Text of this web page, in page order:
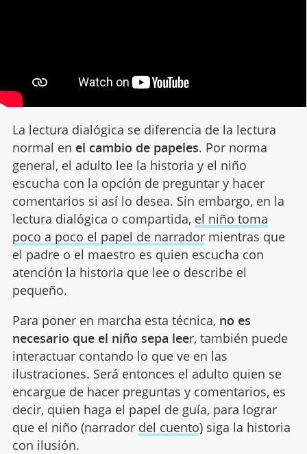
La lectura dialógica se diferencia de la lectura
normal en el cambio de papeles. Por norma
general, el adulto lee la historia y el niño
escucha con la opción de preguntar y hacer
comentarios si así lo desea. Sin embargo, en la
lectura dialógica o compartida, el niño toma
poco a poco el papel de narradormientras que
el padre o el maestro es quien escucha con
atención la historia que lee o describe el
pequeño.
Para poner en marcha esta técnica, no es
necesario que el niño sepa leer, también puede
interactuar contando lo que ve en las
ilustraciones. Será entonces el adulto quien se
encargue de hacer preguntas y comentarios, es
decir, quien haga el papel de guía, para lograr
que el niño (narrador del cuento) siga la historia
con ilusión.